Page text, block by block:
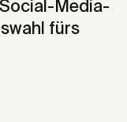
Media-
fürs